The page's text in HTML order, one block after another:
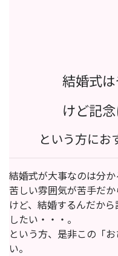
結婚式
けど記
という方にお
結婚式が大事なのは分
苦しい雰囲気が苦手だか
けど、結婚するんだか
したい・・・。
という方、是非この「
い。